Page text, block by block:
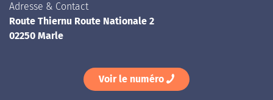
Adresse & Contact
Route Thiernu Route Nationale 2
02250 Marle
Voir le numéro